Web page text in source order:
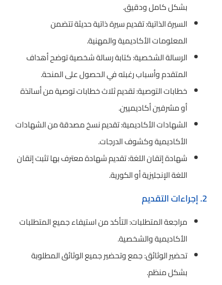
بشكل كامل ودقيق.
السيرة الذاتية: تقديم سيرة ذاتية حديثة تتضمن
المعلومات الأكاديمية والمهنية.
الرسالة الشخصية: كتابة رسالة شخصية توضح أهداف
المتقدم وأسباب رغبته في الحصول على المنحة.
خطابات التوصية: تقديم ثلاث خطابات توصية من أساتذة
أو مشرفين أكاديميين.
الشهادات الأكاديمية: تقديم نسخ مصدقة من الشهادات
الأكاديمية وكشوف الدرجات.
شهادة إتقان اللغة: تقديم شهادة معترف بها تثبت إتقان
اللغة الإنجليزية أو الكورية.
2. إجراءات التقديم
مراجعة المتطلبات: التأكد من استيفاء جميع المتطلبات
الأكاديمية والشخصية.
تحضير الوثائق: جمع وتحضير جميع الوثائق المطلوبة
بشكل منظم.